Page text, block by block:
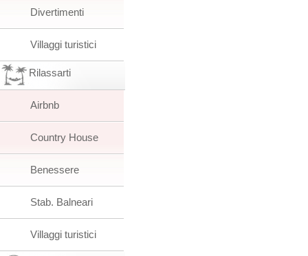
Divertimenti
Villaggi turistici
Rilassarti
Airbnb
Country House
Benessere
Stab. Balneari
Villaggi turistici